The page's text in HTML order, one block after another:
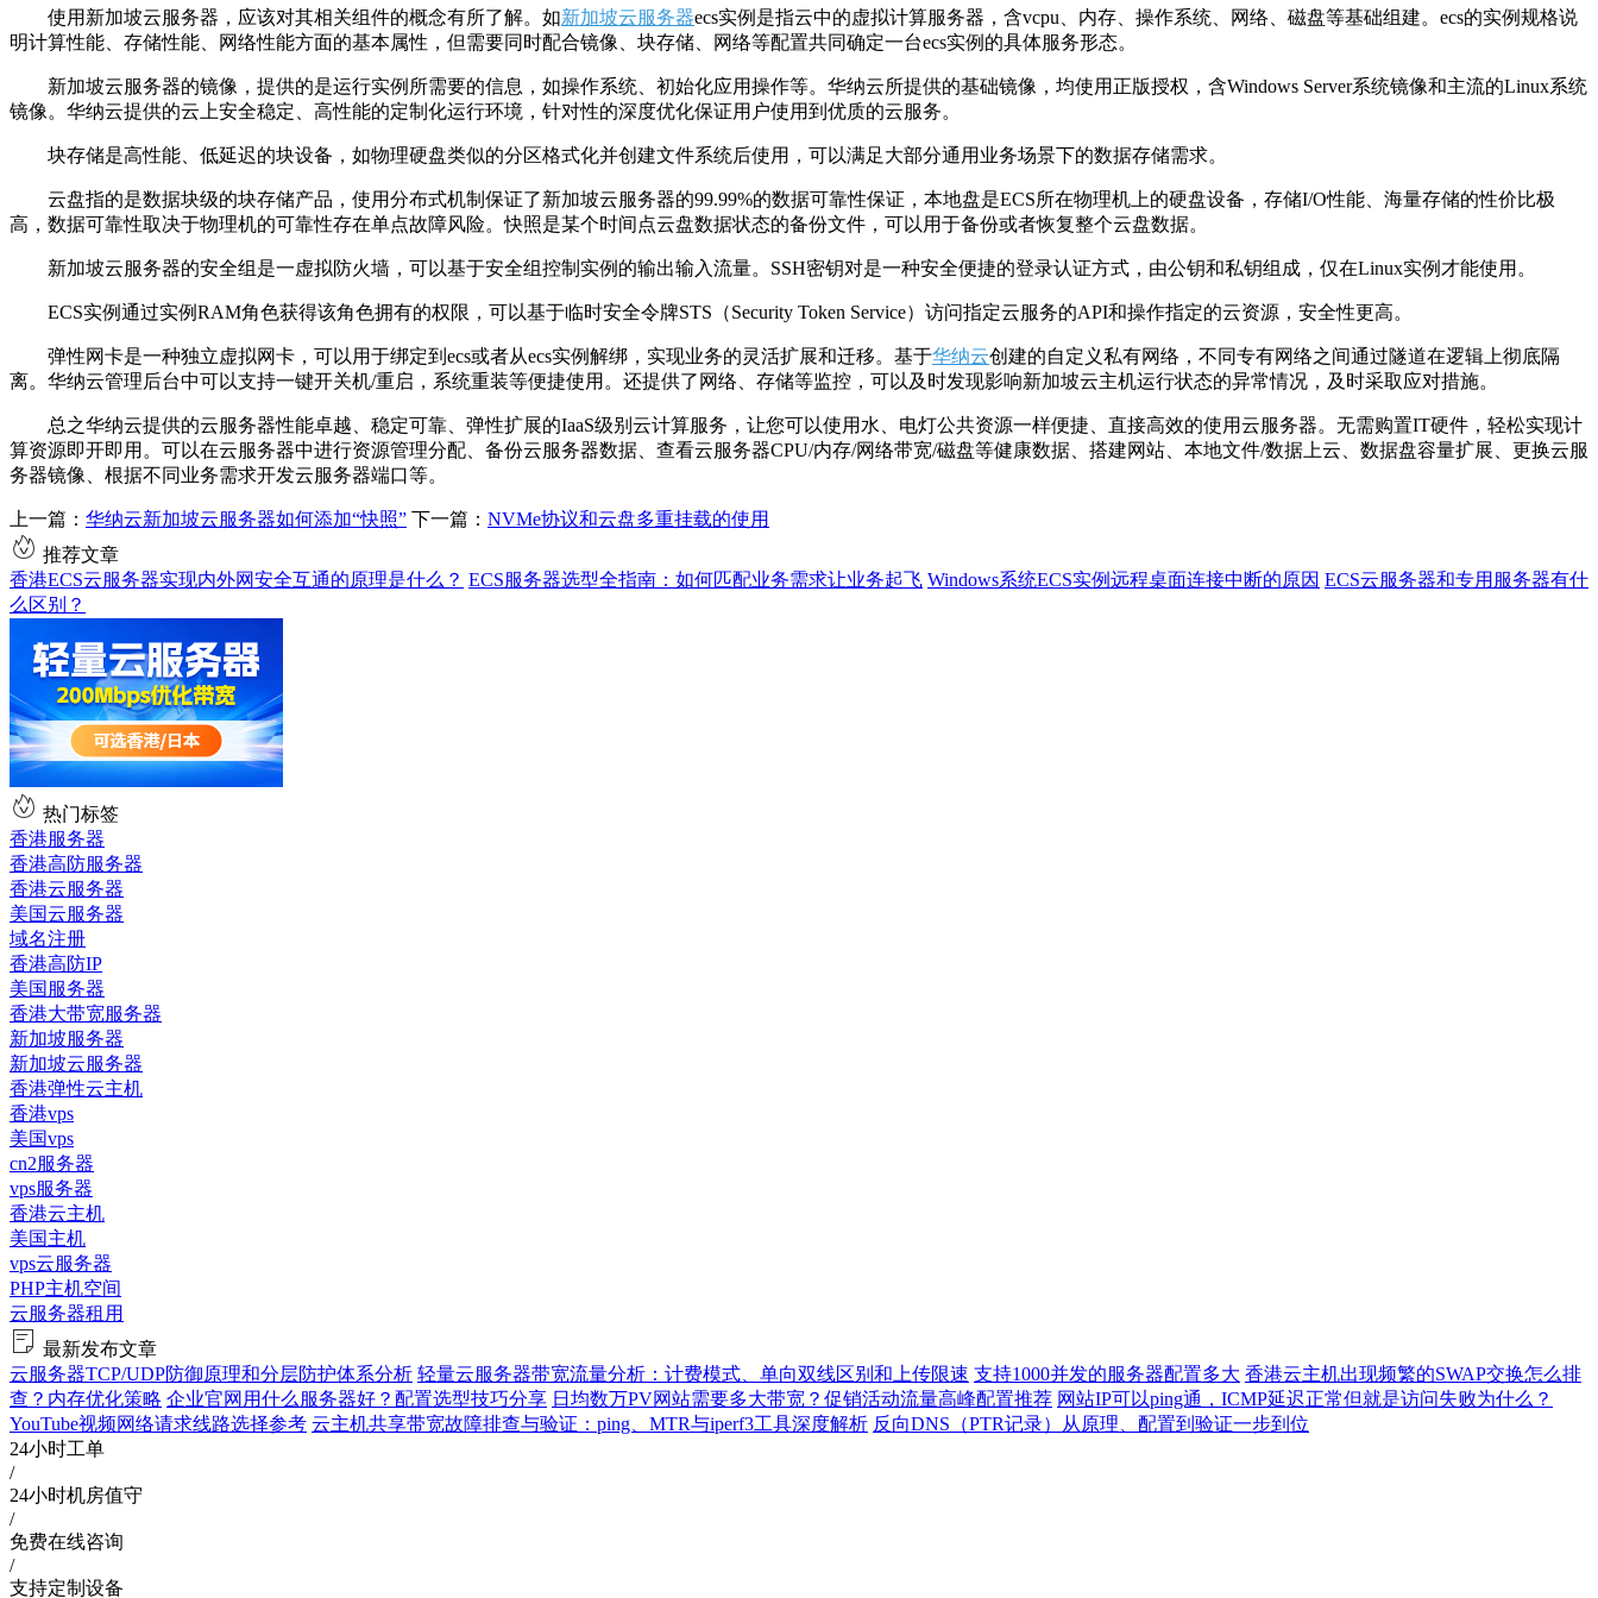
使用新加坡云服务器，应该对其相关组件的概念有所了解。如新加坡云服务器ecs实例是指云中的虚拟计算服务器，含vcpu、内存、操作系统、网络、磁盘等基础组建。ecs的实例规格说
明计算性能、存储性能、网络性能方面的基本属性，但需要同时配合镜像、块存储、网络等配置共同确定一台ecs实例的具体服务形态。
新加坡云服务器的镜像，提供的是运行实例所需要的信息，如操作系统、初始化应用操作等。华纳云所提供的基础镜像，均使用正版授权，含Windows Server系统镜像和主流的Linux系统
镜像。华纳云提供的云上安全稳定、高性能的定制化运行环境，针对性的深度优化保证用户使用到优质的云服务。
块存储是高性能、低延迟的块设备，如物理硬盘类似的分区格式化并创建文件系统后使用，可以满足大部分通用业务场景下的数据存储需求。
云盘指的是数据块级的块存储产品，使用分布式机制保证了新加坡云服务器的99.99%的数据可靠性保证，本地盘是ECS所在物理机上的硬盘设备，存储I/O性能、海量存储的性价比极
高，数据可靠性取决于物理机的可靠性存在单点故障风险。快照是某个时间点云盘数据状态的备份文件，可以用于备份或者恢复整个云盘数据。
新加坡云服务器的安全组是一虚拟防火墙，可以基于安全组控制实例的输出输入流量。SSH密钥对是一种安全便捷的登录认证方式，由公钥和私钥组成，仅在Linux实例才能使用。
ECS实例通过实例RAM角色获得该角色拥有的权限，可以基于临时安全令牌STS（Security Token Service）访问指定云服务的API和操作指定的云资源，安全性更高。
弹性网卡是一种独立虚拟网卡，可以用于绑定到ecs或者从ecs实例解绑，实现业务的灵活扩展和迁移。基于华纳云创建的自定义私有网络，不同专有网络之间通过隧道在逻辑上彻底隔
离。华纳云管理后台中可以支持一键开关机/重启，系统重装等便捷使用。还提供了网络、存储等监控，可以及时发现影响新加坡云主机运行状态的异常情况，及时采取应对措施。
总之华纳云提供的云服务器性能卓越、稳定可靠、弹性扩展的IaaS级别云计算服务，让您可以使用水、电灯公共资源一样便捷、直接高效的使用云服务器。无需购置IT硬件，轻松实现计
算资源即开即用。可以在云服务器中进行资源管理分配、备份云服务器数据、查看云服务器CPU/内存/网络带宽/磁盘等健康数据、搭建网站、本地文件/数据上云、数据盘容量扩展、更换云服
务器镜像、根据不同业务需求开发云服务器端口等。
上一篇： 华纳云新加坡云服务器如何添加“快照” 下一篇： NVMe协议和云盘多重挂载的使用
推荐文章
香港ECS云服务器实现内外网安全互通的原理是什么？ ECS服务器选型全指南：如何匹配业务需求让业务起飞 Windows系统ECS实例远程桌面连接中断的原因 ECS云服务器和专用服务器有什
么区别？
热门标签
香港服务器
香港高防服务器
香港云服务器
美国云服务器
域名注册
香港高防IP
美国服务器
香港大带宽服务器
新加坡服务器
新加坡云服务器
香港弹性云主机
香港vps
美国vps
cn2服务器
vps服务器
香港云主机
美国主机
vps云服务器
PHP主机空间
云服务器租用
最新发布文章
云服务器TCP/UDP防御原理和分层防护体系分析 轻量云服务器带宽流量分析：计费模式、单向双线区别和上传限速 支持1000并发的服务器配置多大 香港云主机出现频繁的SWAP交换怎么排
查？内存优化策略 企业官网用什么服务器好？配置选型技巧分享 日均数万PV网站需要多大带宽？促销活动流量高峰配置推荐 网站IP可以ping通，ICMP延迟正常但就是访问失败为什么？
YouTube视频网络请求线路选择参考 云主机共享带宽故障排查与验证：ping、MTR与iperf3工具深度解析 反向DNS（PTR记录）从原理、配置到验证一步到位
24小时工单
/
24小时机房值守
/
免费在线咨询
/
支持定制设备